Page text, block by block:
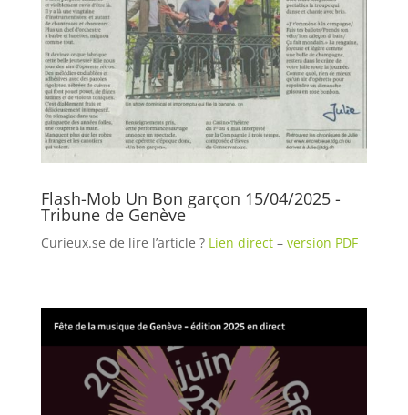
Flash-Mob Un Bon garçon 15/04/2025 -
Tribune de Genève
Curieux.se de lire l’article ? Lien direct– version PDF